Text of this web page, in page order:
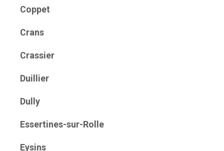
Coppet
Crans
Crassier
Duillier
Dully
Essertines-sur-Rolle
Eysins